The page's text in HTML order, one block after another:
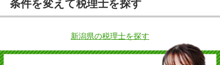
条件を変えて税理士を探す
新潟県の税理士を探す